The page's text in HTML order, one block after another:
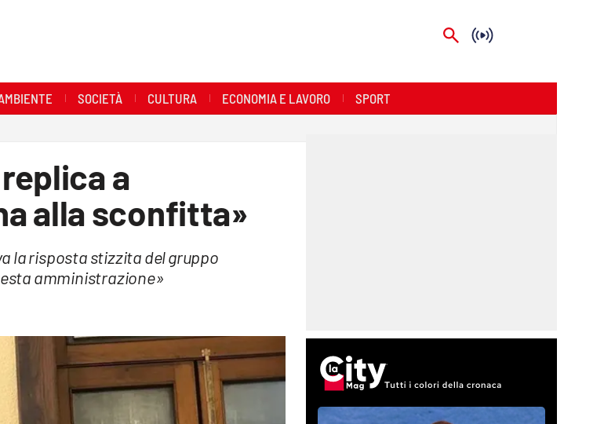
SOCIETÀ CULTURA ECONOMIA E LAVORO SPORT
a
alla sconfitta»
la risposta stizzita del gruppo
amministrazione»